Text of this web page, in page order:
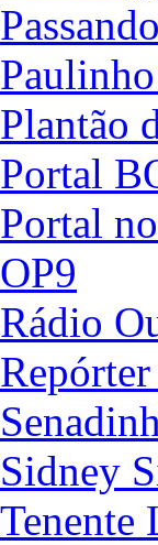
Plantão
Portal
Portal
OP9
Rádio
Sidney
Tenente